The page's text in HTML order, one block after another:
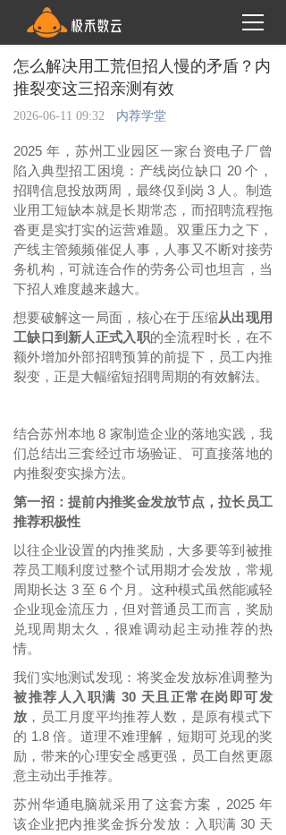
怎么解决用工荒但招人慢的矛盾？内
推裂变这三招亲测有效
2026-06-11 09:32 内荐学堂
2025 年，苏州工业园区一家台资电子厂曾
陷入典型招工困境：产线岗位缺口 20 个，
招聘信息投放两周，最终仅到岗 3 人。制造
业用工短缺本就是长期常态，而招聘流程拖
沓更是实打实的运营难题。双重压力之下，
产线主管频频催促人事，人事又不断对接劳
务机构，可就连合作的劳务公司也坦言，当
下招人难度越来越大。
想要破解这一局面，核心在于压缩从出现用
工缺口到新人正式入职的全流程时长， 在不
额外增加外部招聘预算的前提下，员工内推
裂变，正是大幅缩短招聘周期的有效解法。
结合苏州本地 8 家制造企业的落地实践，我
们总结出三套经过市场验证、可直接落地的
内推裂变实操方法。
第一招：提前内推奖金发放节点，拉长员工
推荐积极性
以往企业设置的内推奖励，大多要等到被推
荐员工顺利度过整个试用期才会发放，常规
周期长达 3 至 6 个月。这种模式虽然能减轻
企业现金流压力，但对普通员工而言，奖励
兑现周期太久，很难调动起主动推荐的热
情。
我们实地测试发现：将奖金发放标准调整为
被推荐人入职满 30 天且正常在岗即可发
放 ，员工月度平均推荐人数，是原有模式下
的 1.8 倍。道理不难理解，短期可兑现的奖
励，带来的心理安全感更强，员工自然更愿
意主动出手推荐。
苏州华通电脑就采用了这套方案， 2025 年
该企业把内推奖金拆分发放：入职满 30 天